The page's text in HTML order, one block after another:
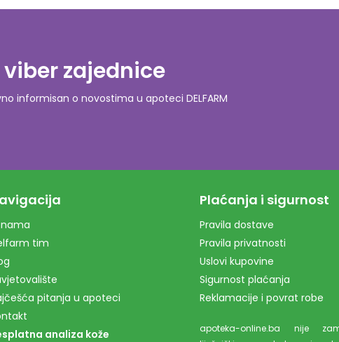
viber zajednice
informisan o novostima u apoteci DELFARM
tim
pitanja u apoteci
analiza kože
Plaćanja i sigurnost
Pravila dostave
Pravila privatnosti
Uslovi kupovine
Sigurnost plaćanja
Reklamacije i povrat robe
apoteka-online.ba nije